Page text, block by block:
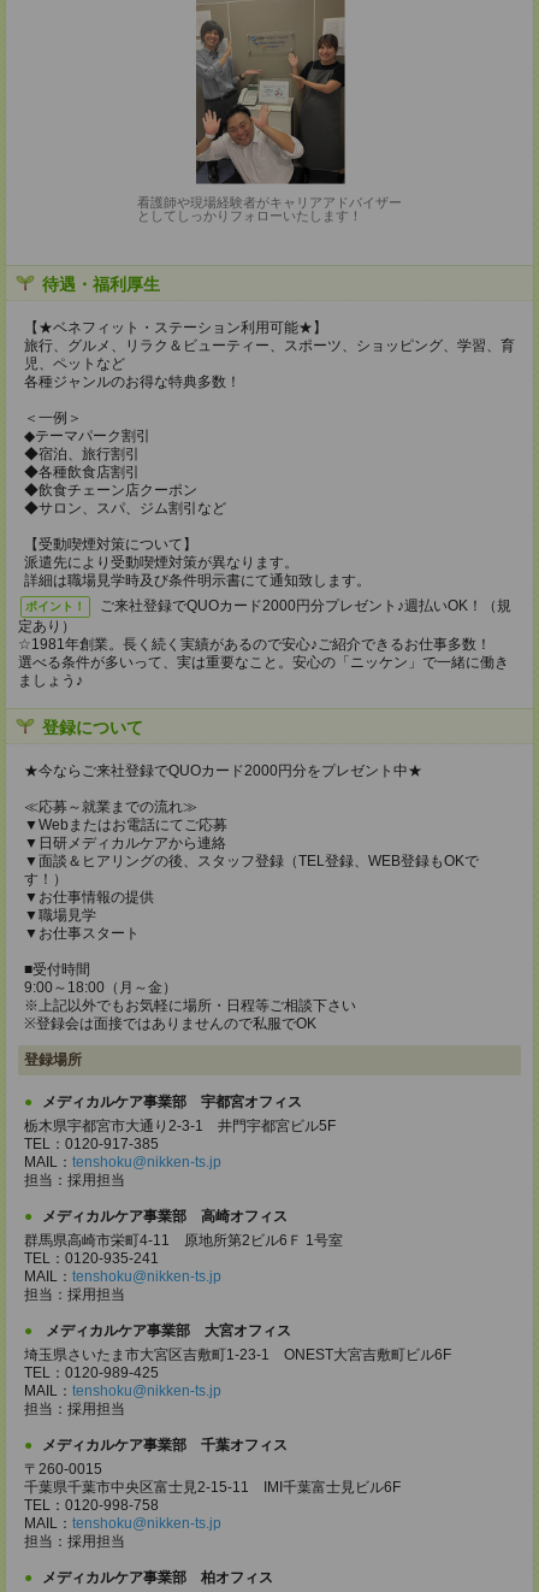
看護師や現場経験者がキャリアアドバイザー
としてしっかりフォローいたします！
待遇・福利厚生
【★ベネフィット・ステーション利用可能★】
旅行、グルメ、リラク＆ビューティー、スポーツ、ショッピング、学習、育
児、ペットなど
各種ジャンルのお得な特典多数！
＜一例＞
◆テーマパーク割引
◆宿泊、旅行割引
◆各種飲食店割引
◆飲食チェーン店クーポン
◆サロン、スパ、ジム割引など
【受動喫煙対策について】
派遣先により受動喫煙対策が異なります。
詳細は職場見学時及び条件明示書にて通知致します。
ポイント！
ご来社登録でQUOカード2000円分プレゼント♪週払いOK！（規
定あり）
☆1981年創業。長く続く実績があるので安心♪ご紹介できるお仕事多数！
選べる条件が多いって、実は重要なこと。安心の「ニッケン」で一緒に働き
ましょう♪
登録について
★今ならご来社登録でQUOカード2000円分をプレゼント中★
≪応募～就業までの流れ≫
▼Webまたはお電話にてご応募
▼日研メディカルケアから連絡
▼面談＆ヒアリングの後、スタッフ登録（TEL登録、WEB登録もOKで
す！）
▼お仕事情報の提供
▼職場見学
▼お仕事スタート
■受付時間
9:00～18:00（月～金）
※上記以外でもお気軽に場所・日程等ご相談下さい
※登録会は面接ではありませんので私服でOK
登録場所
メディカルケア事業部 宇都宮オフィス
栃木県宇都宮市大通り2-3-1 井門宇都宮ビル5F
TEL：0120-917-385
MAIL： tenshoku@nikken-ts.jp
担当：採用担当
メディカルケア事業部 高崎オフィス
群馬県高崎市栄町4-11 原地所第2ビル6Ｆ 1号室
TEL：0120-935-241
MAIL： tenshoku@nikken-ts.jp
担当：採用担当
メディカルケア事業部 大宮オフィス
埼玉県さいたま市大宮区吉敷町1-23-1 ONEST大宮吉敷町ビル6F
TEL：0120-989-425
MAIL： tenshoku@nikken-ts.jp
担当：採用担当
メディカルケア事業部 千葉オフィス
〒260-0015
千葉県千葉市中央区富士見2-15-11 IMI千葉富士見ビル6F
TEL：0120-998-758
MAIL： tenshoku@nikken-ts.jp
担当：採用担当
メディカルケア事業部 柏オフィス